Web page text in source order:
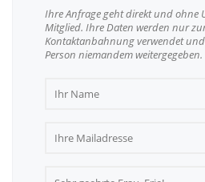
Ihre Anfrage geht direkt und ohne
Mitglied. Ihre Daten werden nur
Kontaktanbahnung verwendet
Person niemandem weitergegeben.